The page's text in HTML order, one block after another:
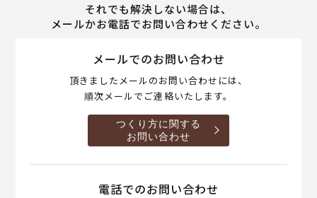
それでも解決しない場合は、
メールかお電話でお問い合わせください。
メールでのお問い合わせ
頂きましたメールのお問い合わせには、
順次メールでご連絡いたします。
つくり方に関する
お問い合わせ
電話でのお問い合わせ